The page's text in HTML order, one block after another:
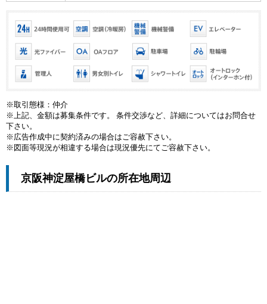
※取引態様：仲介
※上記、金額は募集条件です。 条件交渉など、詳細についてはお問合せ
下さい。
※広告作成中に契約済みの場合はご容赦下さい。
※図面等現況が相違する場合は現況優先にてご容赦下さい。
京阪神淀屋橋ビルの所在地周辺